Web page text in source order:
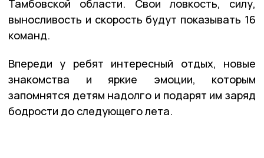
Тамбовской области. Свои ловкость, силу,
выносливость и скорость будут показывать 16
команд.
Впереди у ребят интересный отдых, новые
знакомства и яркие эмоции, которым
запомнятся детям надолго и подарят им заряд
бодрости до следующего лета.